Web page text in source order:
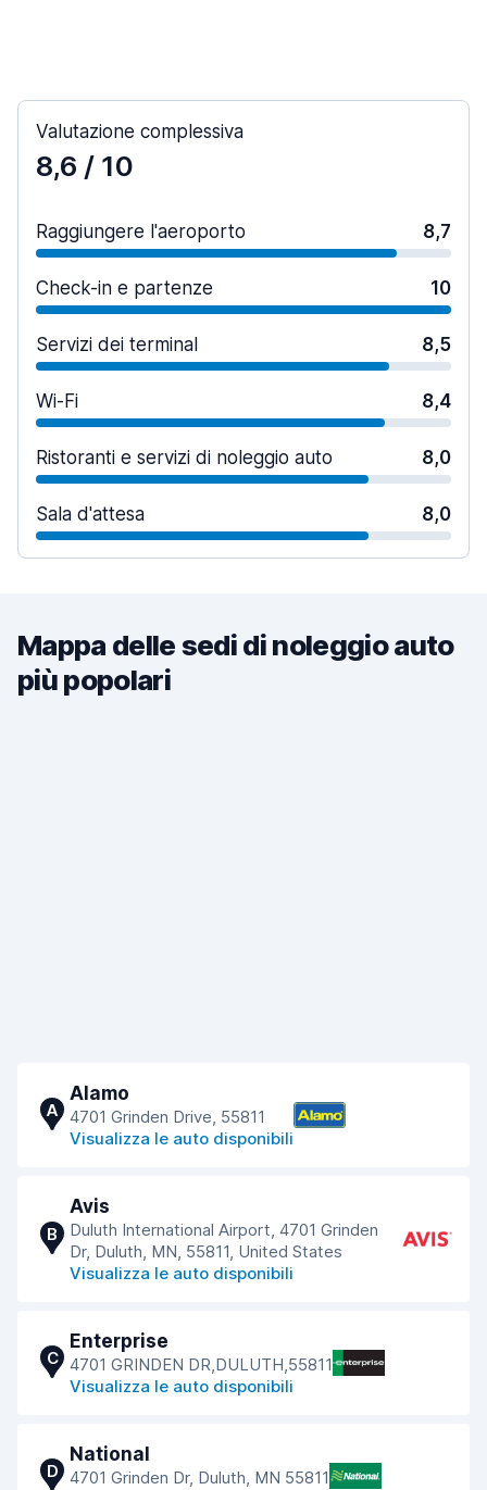
Valutazione complessiva
8,6 / 10
Raggiungere l'aeroporto 8,7
Check-in e partenze 10
Servizi dei terminal 8,5
Wi-Fi 8,4
Ristoranti e servizi di noleggio auto 8,0
Sala d'attesa 8,0
Mappa delle sedi di noleggio auto
più popolari
A
Alamo
4701 Grinden Drive, 55811
Visualizza le auto disponibili
B
Avis
Duluth International Airport, 4701 Grinden
Dr, Duluth, MN, 55811, United States
Visualizza le auto disponibili
C
Enterprise
4701 GRINDEN DR,DULUTH,55811
Visualizza le auto disponibili
D
National
4701 Grinden Dr, Duluth, MN 55811